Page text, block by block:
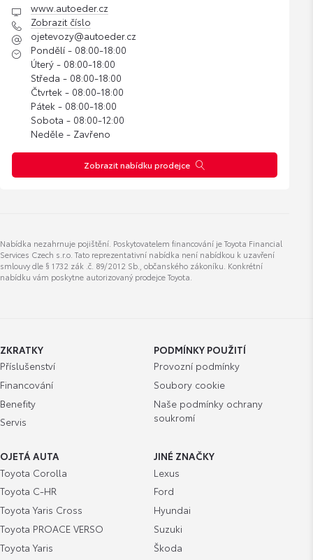
Roman Poláček
Prodejní poradce - ojeté vozy
Zobrazit číslo
roman.polacek@autoeder.cz
Roman Turek
roman.turek@autoeder.cz
daniel.voceluk@autoeder.cz
Zobrazit číslo
www.autoeder.cz
Zobrazit číslo
ojetevozy@autoeder.cz
Pondělí - 08:00-18:00
Úterý - 08:00-18:00
Středa - 08:00-18:00
Čtvrtek - 08:00-18:00
Pátek - 08:00-18:00
Sobota - 08:00-12:00
Neděle - Zavřeno
Zobrazit nabídku prodejce
Nabídka nezahrnuje pojištění. Poskytovatelem financování je Toyota Financial
Services Czech s.r.o. Tato reprezentativní nabídka není nabídkou k uzavření
smlouvy dle § 1732 zák .č. 89/2012 Sb., občanského zákoníku. Konkrétní
nabídku vám poskytne autorizovaný prodejce Toyota.
ZKRATKY
Příslušenství
Financování
Benefity
Servis
PODMÍNKY POUŽITÍ
Provozní podmínky
Soubory cookie
Naše podmínky ochrany
soukromí
OJETÁ AUTA
Toyota Corolla
Toyota C-HR
Toyota Yaris Cross
Toyota PROACE VERSO
Toyota Yaris
JINÉ ZNAČKY
Lexus
Ford
Hyundai
Suzuki
Škoda